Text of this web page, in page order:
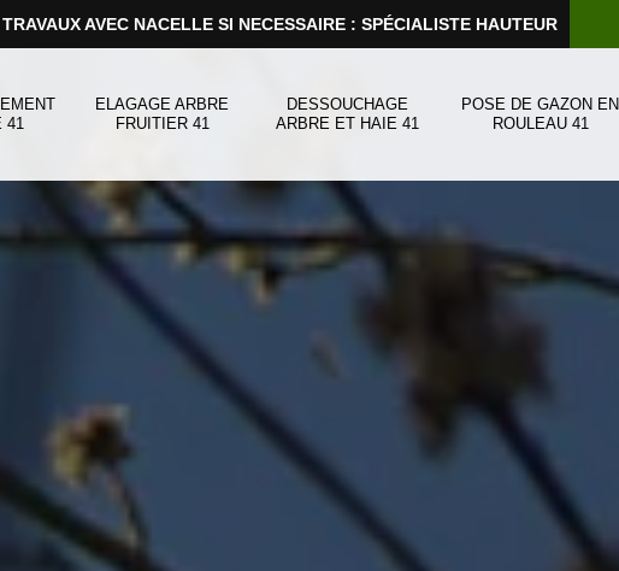
TRAVAUX AVEC NACELLE SI NECESSAIRE : SPÉCIALISTE HAUTEUR
41
ELAGAGE ARBRE
FRUITIER 41
DESSOUCHAGE
ARBRE ET HAIE 41
POSE DE GAZON EN
ROULEAU 41